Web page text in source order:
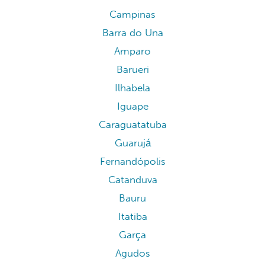
Santos
Santos
Campinas
Barra do Una
Amparo
Barueri